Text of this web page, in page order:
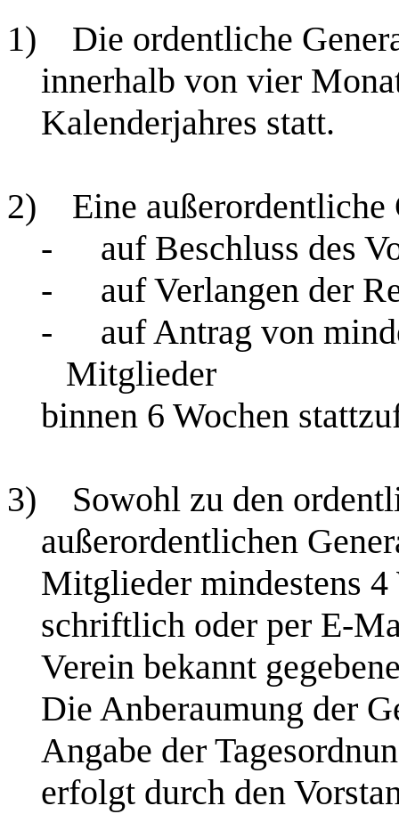
1)
Die ordentliche
innerhalb von vier
Kalenderjahres statt.
2)
Eine
-
auf Beschluss des
-
auf Verlangen der
-
auf Antrag von
Mitglieder
binnen 6 Wochen
3)
Sowohl zu den
außerordentlichen
Mitglieder mindestens
schriftlich oder per E-
Verein bekannt
Die Anberaumung der
Angabe der
erfolgt durch den